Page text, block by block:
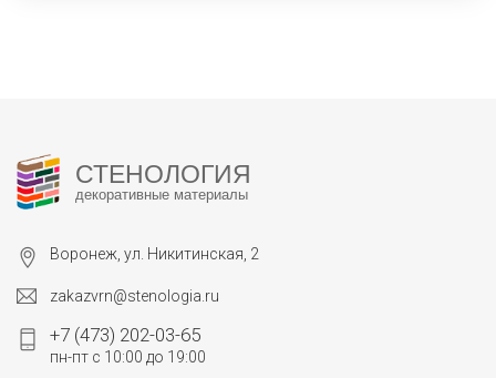
СТЕНОЛОГИЯ
декоративные материалы
Воронеж, ул. Никитинская, 2
zakazvrn@stenologia.ru
+7 (473) 202-03-65
пн-пт с 10:00 до 19:00